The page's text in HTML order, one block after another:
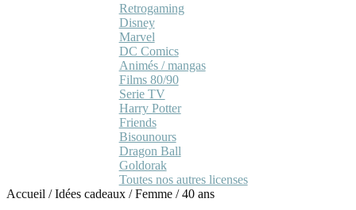
Retrogaming
Disney
Marvel
DC Comics
Animés / mangas
Films 80/90
Serie TV
Harry Potter
Friends
Bisounours
Dragon Ball
Goldorak
Toutes nos autres licenses
Accueil /Idées cadeaux /Femme /40 ans